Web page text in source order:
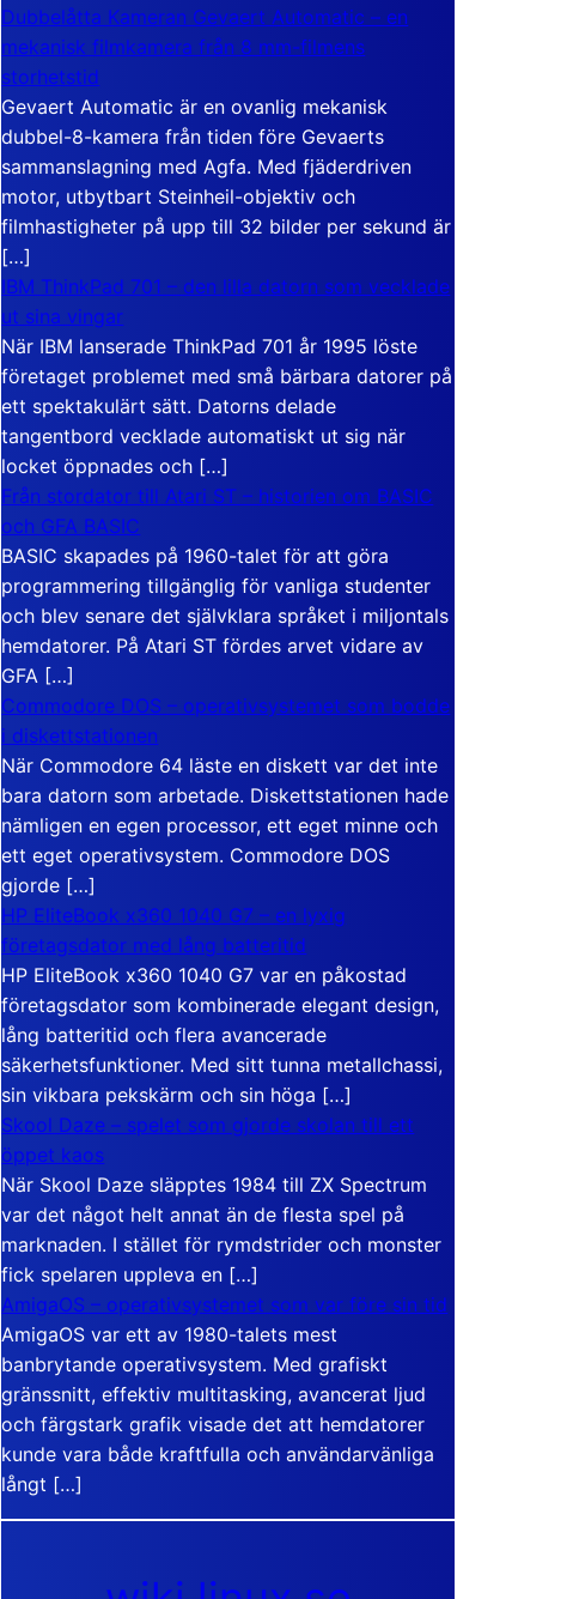
Dubbelåtta Kameran Gevaert Automatic – en
mekanisk filmkamera från 8 mm-filmens
storhetstid
Gevaert Automatic är en ovanlig mekanisk
dubbel-8-kamera från tiden före Gevaerts
sammanslagning med Agfa. Med fjäderdriven
motor, utbytbart Steinheil-objektiv och
filmhastigheter på upp till 32 bilder per sekund är
[…]
IBM ThinkPad 701 – den lilla datorn som vecklade
ut sina vingar
När IBM lanserade ThinkPad 701 år 1995 löste
företaget problemet med små bärbara datorer på
ett spektakulärt sätt. Datorns delade
tangentbord vecklade automatiskt ut sig när
locket öppnades och […]
Från stordator till Atari ST – historien om BASIC
och GFA BASIC
BASIC skapades på 1960-talet för att göra
programmering tillgänglig för vanliga studenter
och blev senare det självklara språket i miljontals
hemdatorer. På Atari ST fördes arvet vidare av
GFA […]
Commodore DOS – operativsystemet som bodde
i diskettstationen
När Commodore 64 läste en diskett var det inte
bara datorn som arbetade. Diskettstationen hade
nämligen en egen processor, ett eget minne och
ett eget operativsystem. Commodore DOS
gjorde […]
HP EliteBook x360 1040 G7 – en lyxig
företagsdator med lång batteritid
HP EliteBook x360 1040 G7 var en påkostad
företagsdator som kombinerade elegant design,
lång batteritid och flera avancerade
säkerhetsfunktioner. Med sitt tunna metallchassi,
sin vikbara pekskärm och sin höga […]
Skool Daze – spelet som gjorde skolan till ett
öppet kaos
När Skool Daze släpptes 1984 till ZX Spectrum
var det något helt annat än de flesta spel på
marknaden. I stället för rymdstrider och monster
fick spelaren uppleva en […]
AmigaOS – operativsystemet som var före sin tid
AmigaOS var ett av 1980-talets mest
banbrytande operativsystem. Med grafiskt
gränssnitt, effektiv multitasking, avancerat ljud
och färgstark grafik visade det att hemdatorer
kunde vara både kraftfulla och användarvänliga
långt […]